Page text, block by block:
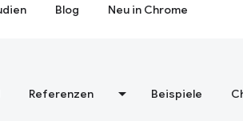
Blog Neu in Chrome
Referenzen Beispiele